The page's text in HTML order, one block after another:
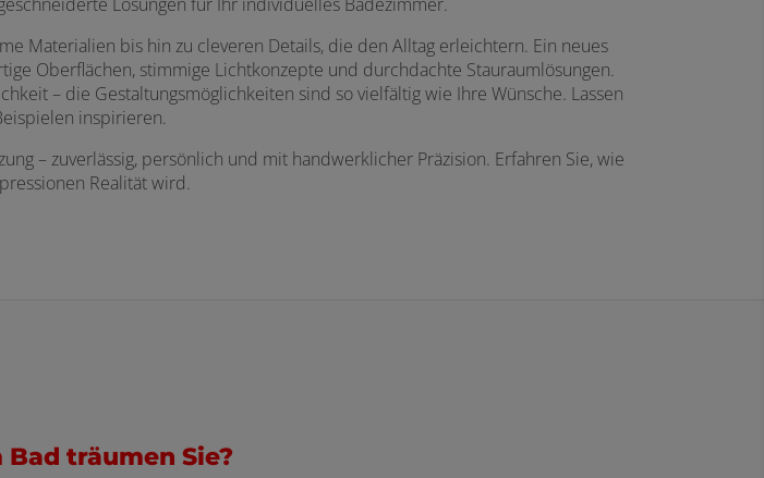
Materialien bis hin zu cleveren Details, die den Alltag erleichtern. Ein neues
Oberflächen, stimmige Lichtkonzepte und durchdachte Stauraumlösungen.
– die Gestaltungsmöglichkeiten sind so vielfältig wie Ihre Wünsche. Lassen
inspirieren.
– zuverlässig, persönlich und mit handwerklicher Präzision. Erfahren Sie, wie
Realität wird.
träumen Sie?